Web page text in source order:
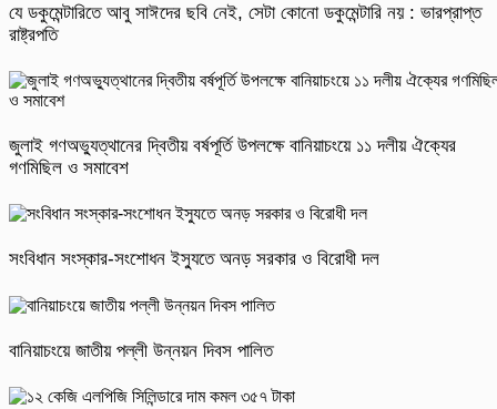
যে ডকুমেন্টারিতে আবু সাঈদের ছবি নেই, সেটা কোনো ডকুমেন্টারি নয় : ভারপ্রাপ্ত
রাষ্ট্রপতি
জুলাই গণঅভ্যুত্থানের দ্বিতীয় বর্ষপূর্তি উপলক্ষে বানিয়াচংয়ে ১১ দলীয় ঐক্যের
গণমিছিল ও সমাবেশ
সংবিধান সংস্কার-সংশোধন ইস্যুতে অনড় সরকার ও বিরোধী দল
বানিয়াচংয়ে জাতীয় পল্লী উন্নয়ন দিবস পালিত